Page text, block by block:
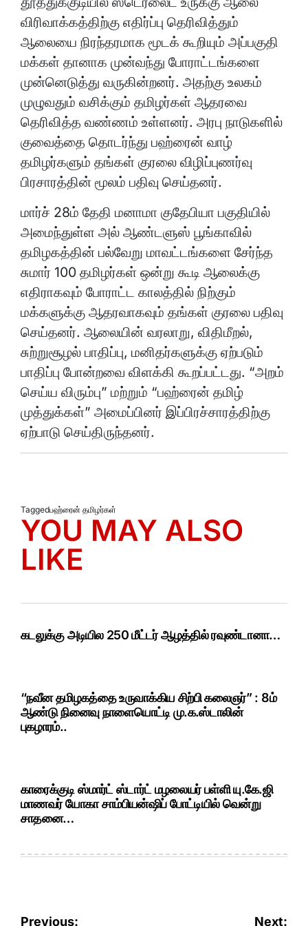
விரிவாக்கத்திற்கு எதிர்ப்பு தெரிவித்தும்
ஆலையை நிரந்தரமாக மூடக் கூறியும் அப்பகுதி
மக்கள் தானாக முன்வந்து போராட்டங்களை
முன்னெடுத்து வருகின்றனர். அதற்கு உலகம்
முழுவதும் வசிக்கும் தமிழர்கள் ஆதரவை
தெரிவித்த வண்ணம் உள்ளனர். அரபு நாடுகளில்
குவைத்தை தொடர்ந்து பஹ்ரைன் வாழ்
தமிழர்களும் தங்கள் குரலை விழிப்புணர்வு
பிரசாரத்தின் மூலம் பதிவு செய்தனர்.
மார்ச் 28ம் தேதி மனாமா குதேபியா பகுதியில்
அமைந்துள்ள அல் ஆண்டளுஸ் பூங்காவில்
தமிழகத்தின் பல்வேறு மாவட்டங்களை சேர்ந்த
சுமார் 100 தமிழர்கள் ஒன்று கூடி ஆலைக்கு
எதிராகவும் போராட்ட காலத்தில் நிற்கும்
மக்களுக்கு ஆதரவாகவும் தங்கள் குரலை பதிவு
செய்தனர். ஆலையின் வரலாறு, விதிமீறல்,
சுற்றுசூழல் பாதிப்பு, மனிதர்களுக்கு ஏற்படும்
பாதிப்பு போன்றவை விளக்கி கூறப்பட்டது. “அறம்
செய்ய விரும்பு” மற்றும் “பஹ்ரைன் தமிழ்
முத்துக்கள்” அமைப்பினர் இப்பிரச்சாரத்திற்கு
ஏற்பாடு செய்திருந்தனர்.
Taggedபஹ்ரைன் தமிழர்கள்
YOU MAY ALSO
LIKE
கடலுக்கு அடியில 250 மீட்டர் ஆழத்தில் ரவுண்டானா…
“நவீன தமிழகத்தை உருவாக்கிய சிற்பி கலைஞர்” : 8ம்
ஆண்டு நினைவு நாளையொட்டி மு.க.ஸ்டாலின்
புகழாரம்..
காரைக்குடி ஸ்மார்ட் ஸ்டார்ட் மழலையர் பள்ளி யு.கே.ஜி
மாணவர் யோகா சாம்பியன்ஷிப் போட்டியில் வென்று
சாதனை…
Previous: Next: